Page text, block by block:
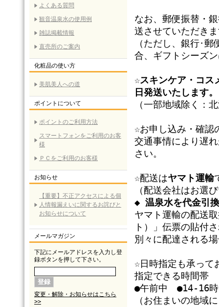
よくある質問
観音温泉水の使用例
雑誌掲載情報
直売所のご案内
化粧品の使い方
美肌美人への道
ポイントについて
ポイントのご利用方法
スマートフォンをご利用のお客
様
ＰＣをご利用のお客様
お知らせ
【重要】不正アクセスによる個
人情報漏えいに関するお詫びと
お知らせについて
メールマガジン
下記にメールアドレスを入力し登
録ボタンを押して下さい。
変更・解除・お知らせはこちら
>>
なお、郵便振替・
送させていただき
（ただし、銀行･
合、ギフトシーズ
☆スキンケア・コス
日発送いたします。
（一部地域除く：
☆お申し込み・確認
交通事情により遅
さい。
☆配送はヤマト運輸
（配送会社はお選
◆ 温泉水を代金引
ヤマト運輸の配送
ト）」伝票の貼付
別々に配達される
☆日時指定も承って
指定できる時間帯
●午前中 ●14-16
（お住まいの地域